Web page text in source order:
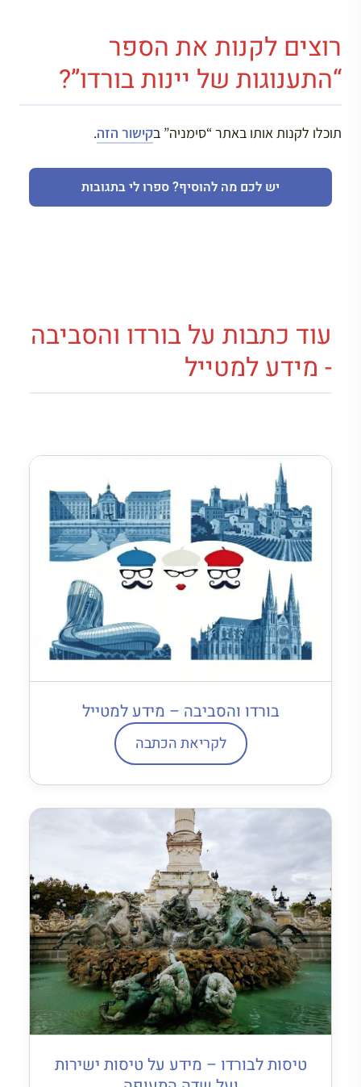
רוצים לקנות את הספר
“התענוגות של יינות בורדו”?
תוכלו לקנות אותו באתר “סימניה” בקישור הזה.
יש לכם מה להוסיף? ספרו לי בתגובות
עוד כתבות על בורדו והסביבה
- מידע למטייל
בורדו והסביבה – מידע למטייל
לקריאת הכתבה
טיסות לבורדו – מידע על טיסות ישירות